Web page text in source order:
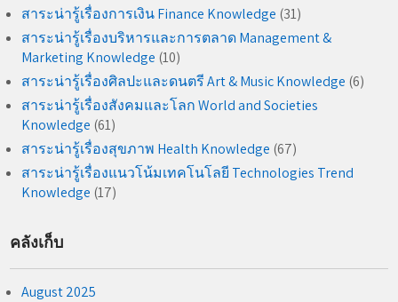
สาระน่ารู้เรื่องการเงิน Finance Knowledge (31)
สาระน่ารู้เรื่องบริหารและการตลาด Management &
Marketing Knowledge (10)
สาระน่ารู้เรื่องศิลปะและดนตรี Art & Music Knowledge (6)
สาระน่ารู้เรื่องสังคมและโลก World and Societies
Knowledge (61)
สาระน่ารู้เรื่องสุขภาพ Health Knowledge (67)
สาระน่ารู้เรื่องแนวโน้มเทคโนโลยี Technologies Trend
Knowledge (17)
คลังเก็บ
August 2025